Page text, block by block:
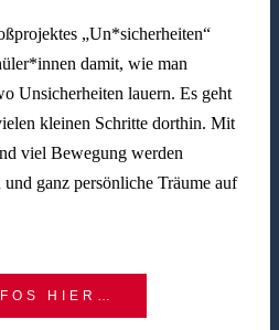
„Un*sicherheiten“
damit, wie man
Unsicherheiten lauern. Es geht
kleinen Schritte dorthin. Mit
viel Bewegung werden
ganz persönliche Träume auf
HIER…